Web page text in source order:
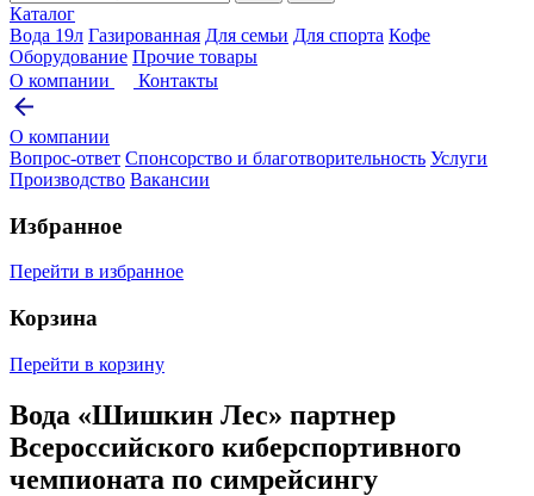
Каталог
Вода 19л Газированная Для семьи Для спорта Кофе
Оборудование Прочие товары
О компании
Контакты
О компании
Вопрос-ответ Спонсорство и благотворительность Услуги
Производство Вакансии
Избранное
Перейти в избранное
Корзина
Перейти в корзину
Вода «Шишкин Лес» партнер
Всероссийского киберспортивного
чемпионата по симрейсингу